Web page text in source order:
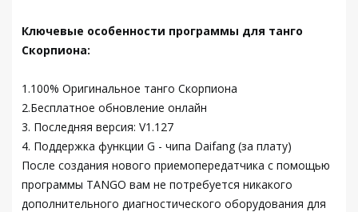
Ключевые особенности программы для танго
Скорпиона:
1.100% Оригинальное танго Скорпиона
2.Бесплатное обновление онлайн
3. Последняя версия: V1.127
4. Поддержка функции G - чипа Daifang (за плату)
После создания нового приемопередатчика с помощью
программы TANGO вам не потребуется никакого
дополнительного диагностического оборудования для